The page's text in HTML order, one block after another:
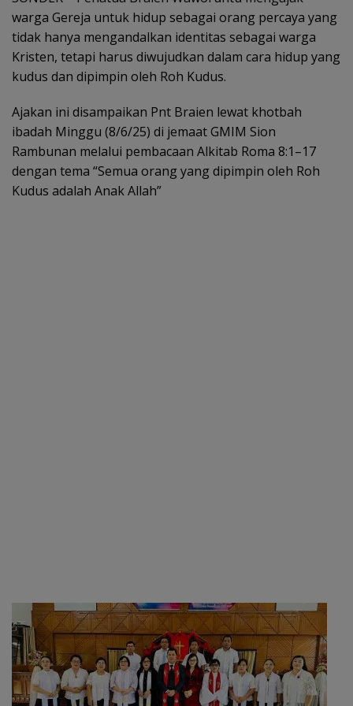
warga Gereja untuk hidup sebagai orang percaya yang
tidak hanya mengandalkan identitas sebagai warga
Kristen, tetapi harus diwujudkan dalam cara hidup yang
kudus dan dipimpin oleh Roh Kudus.
Ajakan ini disampaikan Pnt Braien lewat khotbah
ibadah Minggu (8/6/25) di jemaat GMIM Sion
Rambunan melalui pembacaan Alkitab Roma 8:1–17
dengan tema “Semua orang yang dipimpin oleh Roh
Kudus adalah Anak Allah”